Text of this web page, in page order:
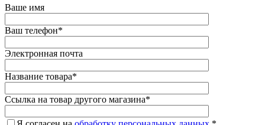
Ваше имя
Ваш телефон*
Электронная почта
Название товара*
Ссылка на товар другого магазина*